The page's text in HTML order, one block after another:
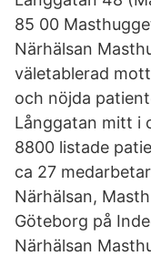
85 00
Närhälsan
väletablerad
och nöjda
Långgatan mitt i
8800 listade
ca 27
Närhälsan,
Göteborg på
Närhälsan